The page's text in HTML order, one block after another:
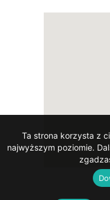
Ta strona korzysta z
najwyższym poziomie.